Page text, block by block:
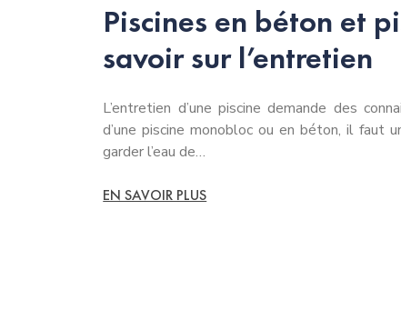
Piscines en béton et
savoir sur l’entretien
L’entretien d’une piscine demande des
d’une piscine monobloc ou en béton, il faut
garder l’eau de…
EN SAVOIR PLUS